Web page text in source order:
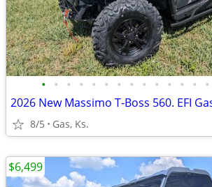
• • • • • • • • • • • • • •
8/5 Gas, Ks.
$6,499